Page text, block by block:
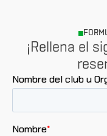
¡Rellena el